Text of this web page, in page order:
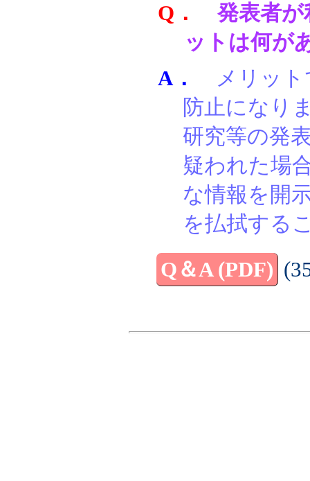
Q． 発表者
ットは何が
A．
メリッ
防止になり
研究等の発
疑われた場
な情報を開
を払拭する
Q＆A (PDF)